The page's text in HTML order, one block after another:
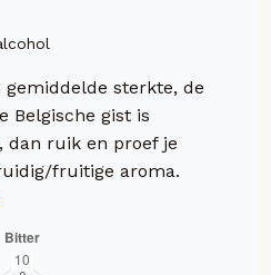
gemiddelde sterkte, de
Belgische gist is
dan ruik en proef je
fruitige aroma.